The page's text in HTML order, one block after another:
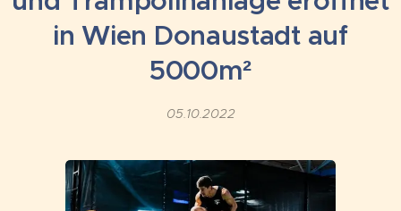
in Wien Donaustadt auf
5000m²
05.10.2022